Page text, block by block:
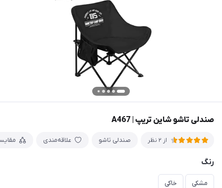
صندلی تاشو شاین تریپ | A467
از 2 نظر صندلی تاشو علاقه‌مندی
رنگ
مشکی خاکی